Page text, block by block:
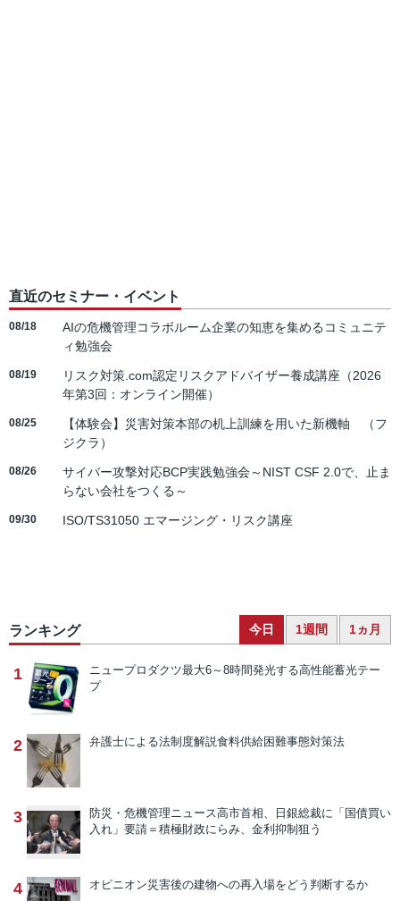
直近のセミナー・イベント
08/18
AIの危機管理コラボルーム企業の知恵を集めるコミュニテ
ィ勉強会
08/19
リスク対策.com認定リスクアドバイザー養成講座（2026
年第3回：オンライン開催）
08/25
【体験会】災害対策本部の机上訓練を用いた新機軸 （フ
ジクラ）
08/26
サイバー攻撃対応BCP実践勉強会～NIST CSF 2.0で、止ま
らない会社をつくる～
09/30 ISO/TS31050 エマージング・リスク講座
ランキング 今日 1週間 1ヵ月
1 ニュープロダクツ最大6～8時間発光する高性能蓄光テー
プ
2 弁護士による法制度解説食料供給困難事態対策法
3 防災・危機管理ニュース高市首相、日銀総裁に「国債買い
入れ」要請＝積極財政にらみ、金利抑制狙う
4 オピニオン災害後の建物への再入場をどう判断するか